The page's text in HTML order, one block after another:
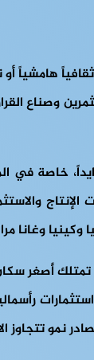
لم يعد يُطرح
خاصة
وغانا
أصغر
تتجاوز